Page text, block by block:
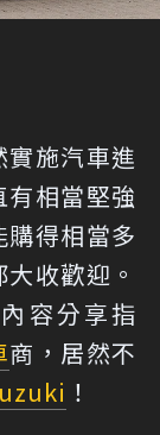
施汽車進
相當堅強
得相當多
收歡迎。
容分享指
商，居然不
！